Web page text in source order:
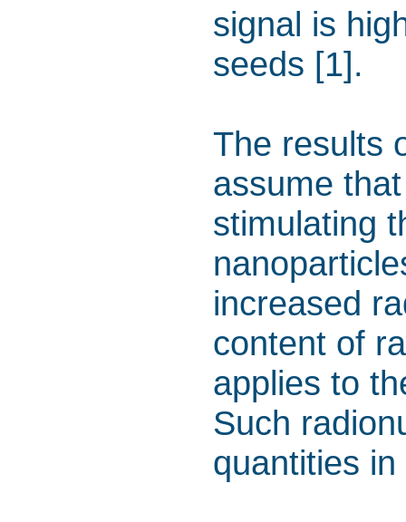
signal is
seeds [1].
The results
assume
stimulating
increased
content of
applies to
Such
quantities